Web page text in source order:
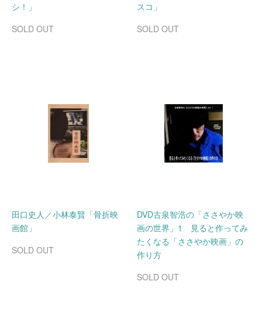
シ！」
SOLD OUT
スコ」
SOLD OUT
田口史人／小林泰賢「骨折映
画館」
SOLD OUT
DVD古泉智浩の「ささやか映
画の世界」1 見ると作ってみ
たくなる「ささやか映画」の
作り方
SOLD OUT